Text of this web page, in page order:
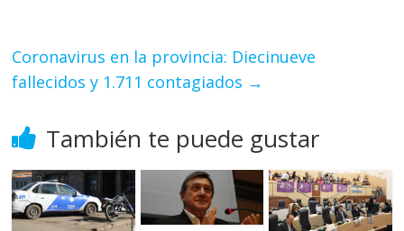
Coronavirus en la provincia: Diecinueve
fallecidos y 1.711 contagiados →
También te puede gustar